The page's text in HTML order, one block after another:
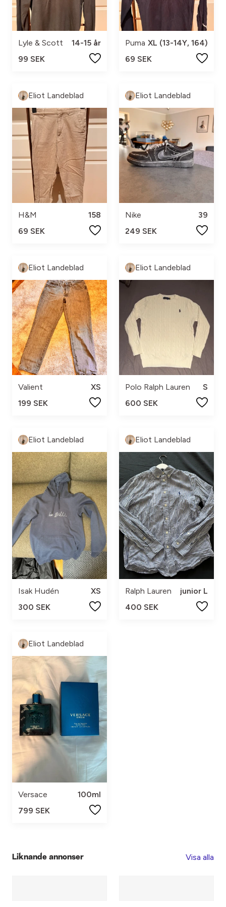
Lyle & Scott
14-15 år
99 SEK
Puma XL (13-14Y, 164)
69 SEK
Eliot Landeblad
H&M
158
69 SEK
Eliot Landeblad
Nike
39
249 SEK
Eliot Landeblad
Valient
XS
199 SEK
Eliot Landeblad
Polo Ralph Lauren
S
600 SEK
Eliot Landeblad
Isak Hudén
XS
300 SEK
Eliot Landeblad
Ralph Lauren
junior L
400 SEK
Eliot Landeblad
Versace
100ml
799 SEK
Liknande annonser Visa alla